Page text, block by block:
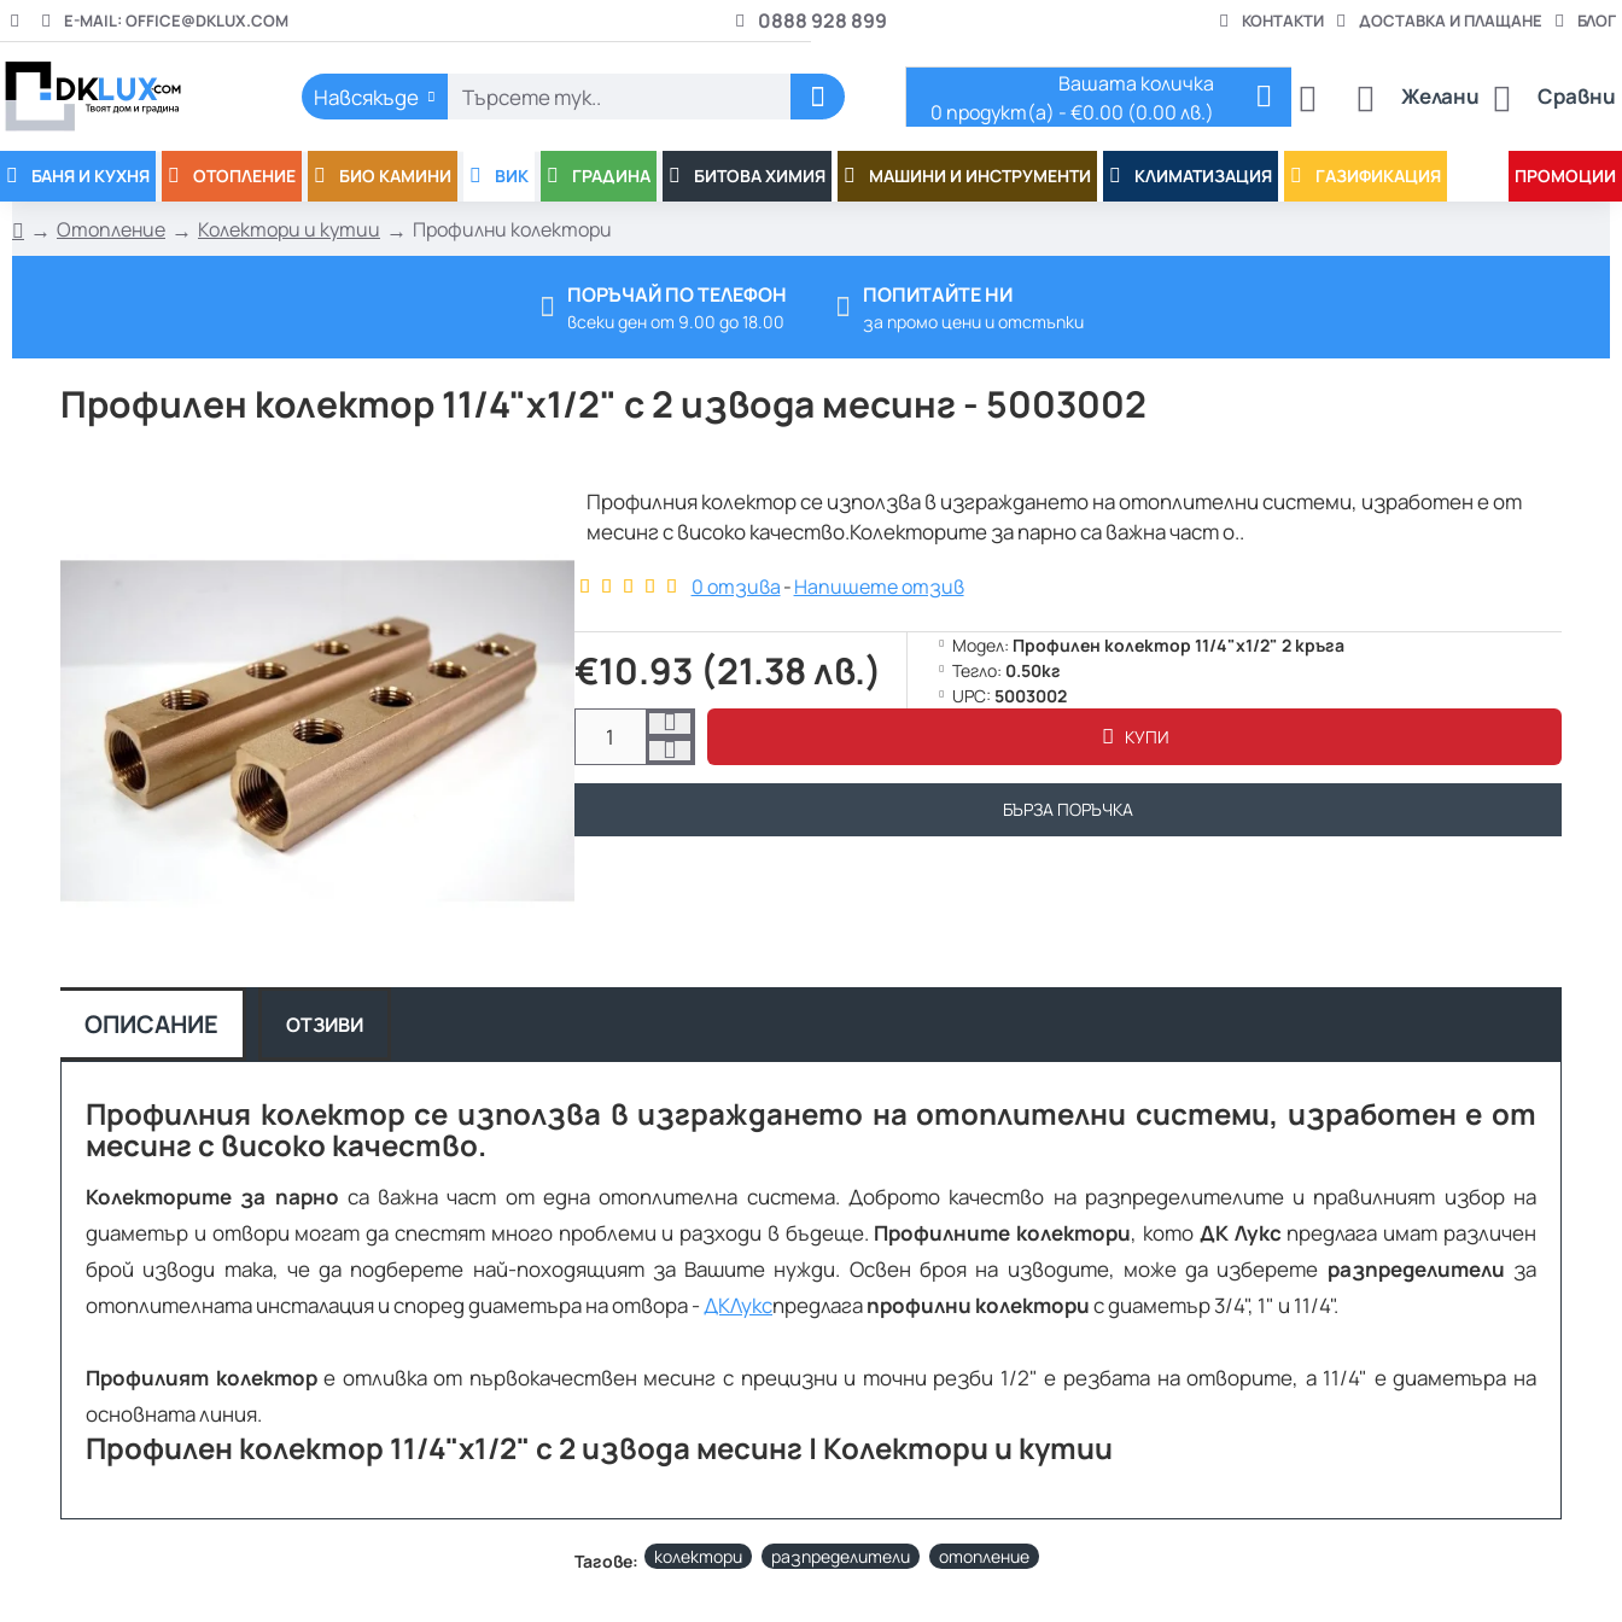
E-MAIL: OFFICE@DKLUX.COM 0888 928 899 КОНТАКТИ ДОСТАВКА И ПЛАЩАНЕ БЛОГ
Навсякъде
Търсете
Желани Сравни
Вашата количка
0 продукт(а) - €0.00 (0.00 лв.)
БАНЯ И КУХНЯ ОТОПЛЕНИЕ БИО КАМИНИ ВИК ГРАДИНА БИТОВА ХИМИЯ МАШИНИ И ИНСТРУМЕНТИ КЛИМАТИЗАЦИЯ ГАЗИФИКАЦИЯ ПРОМОЦИИ
h
Отопление Колектори и кутии Профилни колектори
ПОРЪЧАЙ ПО ТЕЛЕФОН
всеки ден от 9.00 до 18.00
ПОПИТАЙТЕ НИ
за промо цени и отстъпки
Профилен колектор 11/4"x1/2" с 2 извода месинг - 5003002
Профилния колектор се използва в изграждането на отоплителни системи, изработен е от
месинг с високо качество.Колекторите за парно са важна част о..
0 отзива-Напишете отзив
€10.93 (21.38 лв.) Модел: Профилен колектор 11/4"х1/2" 2 кръга
Тегло: 0.50кг
UPC: 5003002
КУПИ
БЪРЗА ПОРЪЧКА
ОПИСАНИЕ ОТЗИВИ
Профилния колектор се използва в изграждането на отоплителни системи, изработен е от
месинг с високо качество.
Колекторите за парно са важна част от една отоплителна система. Доброто качество на разпределителите и правилният избор на
диаметър и отвори могат да спестят много проблеми и разходи в бъдеще. Профилните колектори, кото ДК Лукс предлага имат различен
брой изводи така, че да подберете най-походящият за Вашите нужди. Освен броя на изводите, може да изберете разпределители за
отоплителната инсталация и според диаметъра на отвора -ДКЛукспредлагапрофилни колекторис диаметър 3/4", 1" и 11/4".
Профилият колекторе отливка от първокачествен месинг с прецизни и точни резби 1/2" е резбата на отворите, а 11/4" е диаметъра на
основната линия.
Профилен колектор 11/4"x1/2" с 2 извода месинг | Колектори и кутии
Тагове: колектори разпределители отопление